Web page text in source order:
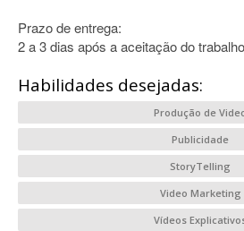
Prazo de entrega:
2 a 3 dias após a aceitação do
Habilidades desejadas:
Produção de
Publicidade
StoryTelling
Video Marketing
Vídeos